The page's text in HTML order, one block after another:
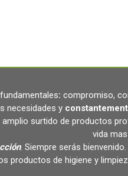
:compromiso,
necesidades y
surtido de productos
vida
. Siempre serás
productos de higiene y